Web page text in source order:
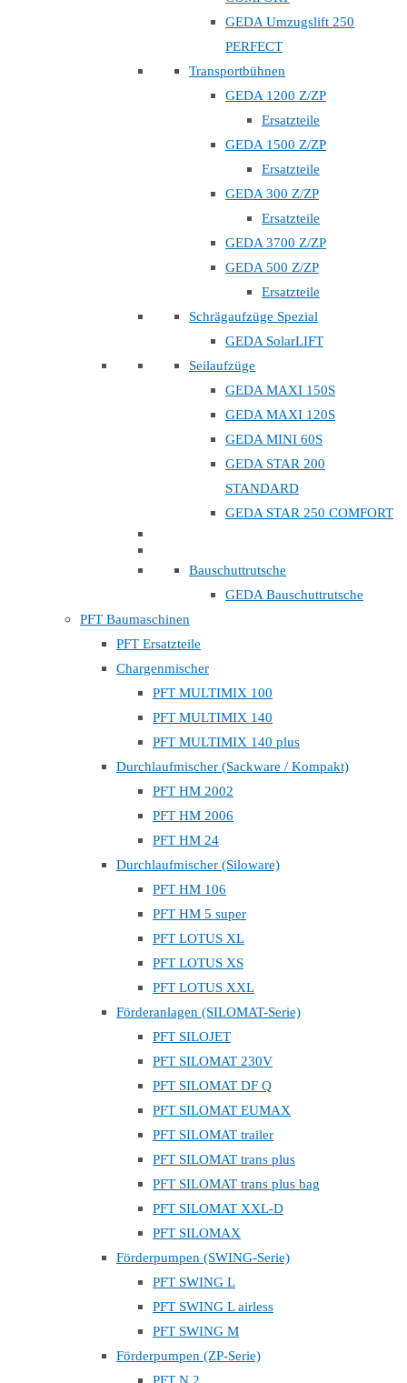
GEDA Umzugslift 250
PERFECT
Transportbühnen
GEDA 1200 Z/ZP
Ersatzteile
GEDA 1500 Z/ZP
Ersatzteile
GEDA 300 Z/ZP
Ersatzteile
GEDA 3700 Z/ZP
GEDA 500 Z/ZP
Ersatzteile
Schrägaufzüge Spezial
GEDA SolarLIFT
Seilaufzüge
GEDA MAXI 150S
GEDA MAXI 120S
GEDA MINI 60S
GEDA STAR 200
STANDARD
GEDA STAR 250 COMFORT
Bauschuttrutsche
GEDA Bauschuttrutsche
PFT Baumaschinen
PFT Ersatzteile
Chargenmischer
PFT MULTIMIX 100
PFT MULTIMIX 140
PFT MULTIMIX 140 plus
Durchlaufmischer (Sackware / Kompakt)
PFT HM 2002
PFT HM 2006
PFT HM 24
Durchlaufmischer (Siloware)
PFT HM 106
PFT HM 5 super
PFT LOTUS XL
PFT LOTUS XS
PFT LOTUS XXL
Förderanlagen (SILOMAT-Serie)
PFT SILOJET
PFT SILOMAT 230V
PFT SILOMAT DF Q
PFT SILOMAT EUMAX
PFT SILOMAT trailer
PFT SILOMAT trans plus
PFT SILOMAT trans plus bag
PFT SILOMAT XXL-D
PFT SILOMAX
Förderpumpen (SWING-Serie)
PFT SWING L
PFT SWING L airless
PFT SWING M
Förderpumpen (ZP-Serie)